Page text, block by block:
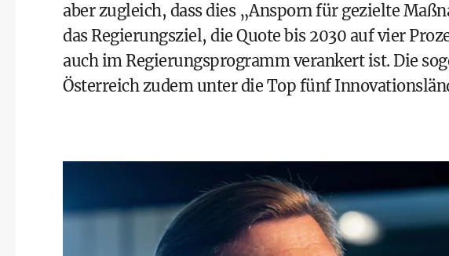
aber zugleich, dass dies „Ansporn für gezielte
das Regierungsziel, die Quote bis 2030 auf vier
auch im Regierungsprogramm verankert ist. Die
Österreich zudem unter die Top fünf